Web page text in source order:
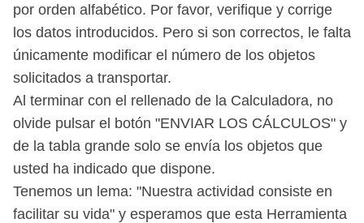
por orden alfabético. Por favor, verifique y corrige
los datos introducidos. Pero si son correctos, le falta
únicamente modificar el número de los objetos
solicitados a transportar.
Al terminar con el rellenado de la Calculadora, no
olvide pulsar el botón "ENVIAR LOS CÁLCULOS" y
de la tabla grande solo se envía los objetos que
usted ha indicado que dispone.
Tenemos un lema: "Nuestra actividad consiste en
facilitar su vida" y esperamos que esta Herramienta